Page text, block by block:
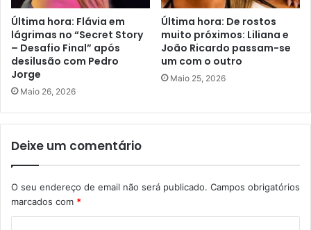
Última hora: Flávia em
lágrimas no “Secret Story
– Desafio Final” após
desilusão com Pedro
Jorge
Maio 26, 2026
Última hora: De rostos
muito próximos: Liliana e
João Ricardo passam-se
um com o outro
Maio 25, 2026
Deixe um comentário
O seu endereço de email não será publicado. Campos obrigatórios
marcados com *